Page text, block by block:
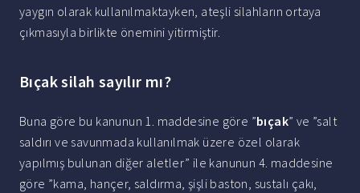
yaygın olarak kullanılmaktayken, ateşli silahların ortaya
çıkmasıyla birlikte önemini yitirmiştir.
Bıçak silah sayılır mı?
Buna göre bu kanunun 1. maddesine göre ”bıçak” ve ”salt
saldırı ve savunmada kullanılmak üzere özel olarak
yapılmış bulunan diğer aletler” ile kanunun 4. maddesine
göre ”kama, hançer, saldırma, şişli baston, sustalı çakı,